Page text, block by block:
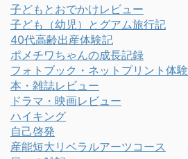
子どもとおでかけレビュー
子ども（幼児）とグアム旅行記
40代高齢出産体験記
ポメチワちゃんの成長記録
フォトブック・ネットプリント体験
本・雑誌レビュー
ドラマ・映画レビュー
ハイキング
自己啓発
産能短大リベラルアーツコース